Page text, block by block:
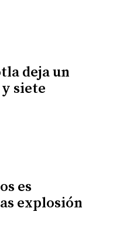
deja un
siete
es
explosión